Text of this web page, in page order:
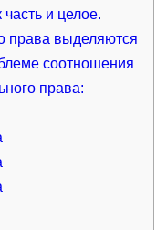
и целое.
права выделяются
соотношения
права: